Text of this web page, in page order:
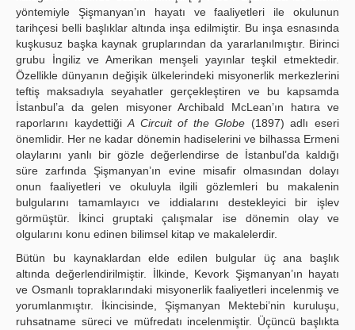
yöntemiyle Şişmanyan’ın hayatı ve faaliyetleri ile okulunun
tarihçesi belli başlıklar altında inşa edilmiştir. Bu inşa esnasında
kuşkusuz başka kaynak gruplarından da yararlanılmıştır. Birinci
grubu İngiliz ve Amerikan menşeli yayınlar teşkil etmektedir.
Özellikle dünyanın değişik ülkelerindeki misyonerlik merkezlerini
teftiş maksadıyla seyahatler gerçekleştiren ve bu kapsamda
İstanbul’a da gelen misyoner Archibald McLean’ın hatıra ve
raporlarını kaydettiğiA Circuit of the Globe (1897) adlı eseri
önemlidir. Her ne kadar dönemin hadiselerini ve bilhassa Ermeni
olaylarını yanlı bir gözle değerlendirse de İstanbul’da kaldığı
süre zarfında Şişmanyan’ın evine misafir olmasından dolayı
onun faaliyetleri ve okuluyla ilgili gözlemleri bu makalenin
bulgularını tamamlayıcı ve iddialarını destekleyici bir işlev
görmüştür. İkinci gruptaki çalışmalar ise dönemin olay ve
olgularını konu edinen bilimsel kitap ve makalelerdir.
Bütün bu kaynaklardan elde edilen bulgular üç ana başlık
altında değerlendirilmiştir. İlkinde, Kevork Şişmanyan’ın hayatı
ve Osmanlı topraklarındaki misyonerlik faaliyetleri incelenmiş ve
yorumlanmıştır. İkincisinde, Şişmanyan Mektebi’nin kuruluşu,
ruhsatname süreci ve müfredatı incelenmiştir. Üçüncü başlıkta